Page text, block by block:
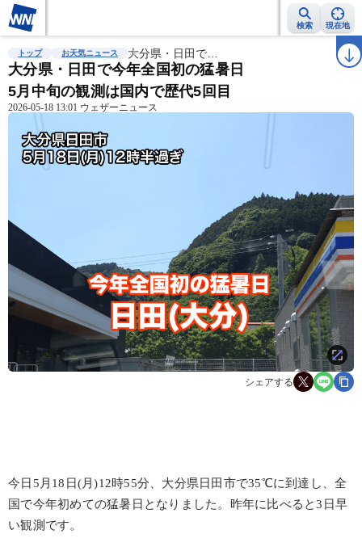
検索 現在地
雨雲レーダー 台風情報 地震情報 ラ
トップ お天気ニュース 大分県・日田で…
大分県・日田で今年全国初の猛暑日
5月中旬の観測は国内で歴代5回目
2026-05-18 13:01 ウェザーニュース
シェアする
今日5月18日(月)12時55分、大分県日田市で35℃に到達し、全
国で今年初めての猛暑日となりました。昨年に比べると3日早
い観測です。